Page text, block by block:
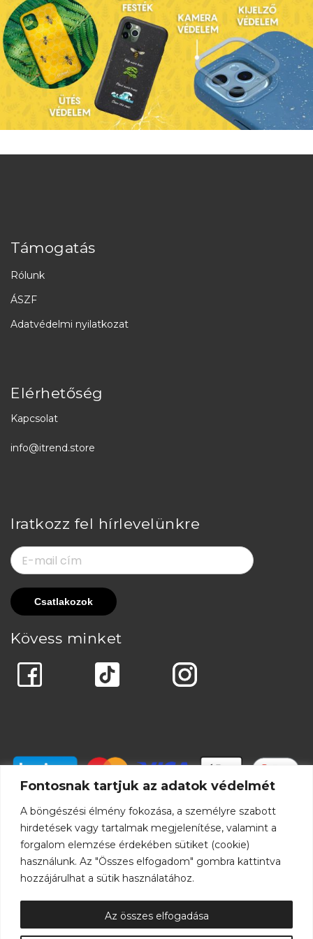
Fontosnak tartjuk az adatok védelmét
A böngészési élmény fokozása, a személyre szabott
hirdetések vagy tartalmak megjelenítése, valamint a
forgalom elemzése érdekében sütiket (cookie)
használunk. Az "Összes elfogadom" gombra kattintva
hozzájárulhat a sütik használatához.
Az összes elfogadása
Támogatás
Rólunk
ÁSZF
Adatvédelmi nyilatkozat
Elérhetőség
Kapcsolat
info@itrend.store
Iratkozz fel hírlevelünkre
Kövess minket